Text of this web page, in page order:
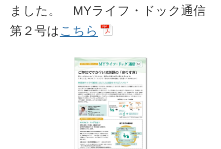
ました。 MYライフ・ドック通信
第２号は こちら